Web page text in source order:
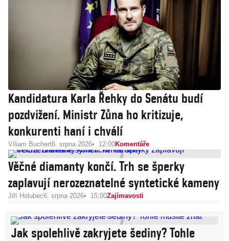
Kandidatura Karla Řehky do Senátu budí
pozdvižení. Ministr Zůna ho kritizuje,
konkurenti haní i chválí
Viliam Buchert6. srpna 2026 12:00Komentáře
Věčné diamanty končí. Trh se šperky
zaplavují nerozeznatelné syntetické kameny
Jiří Holubec6. srpna 2026 15:00Zajímavosti
Jak spolehlivě zakryjete šediny? Tohle